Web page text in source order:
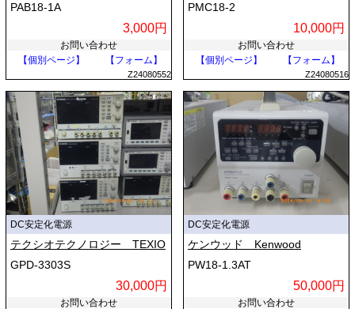
PAB18-1A
3,000円
お問い合わせ
【個別ページ】
【フォーム】
Z24080552
PMC18-2
10,000円
お問い合わせ
【個別ページ】
【フォーム】
Z24080516
DC安定化電源
テクシオテクノロジー TEXIO
GPD-3303S
30,000円
お問い合わせ
DC安定化電源
ケンウッド Kenwood
PW18-1.3AT
50,000円
お問い合わせ